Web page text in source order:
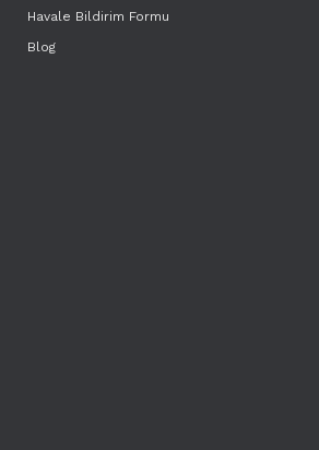
Havale Bildirim Formu
Blog